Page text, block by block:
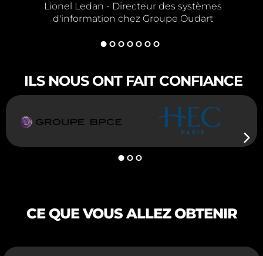
Lionel Ledan - Directeur des systèmes
d'information chez Groupe Oudart
ILS NOUS ONT FAIT CONFIANCE
CE QUE VOUS ALLEZ OBTENIR